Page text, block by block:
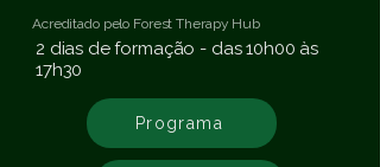
Acreditado pelo Forest Therapy Hub
2 dias de formação - das 10h00 às
17h30
Programa